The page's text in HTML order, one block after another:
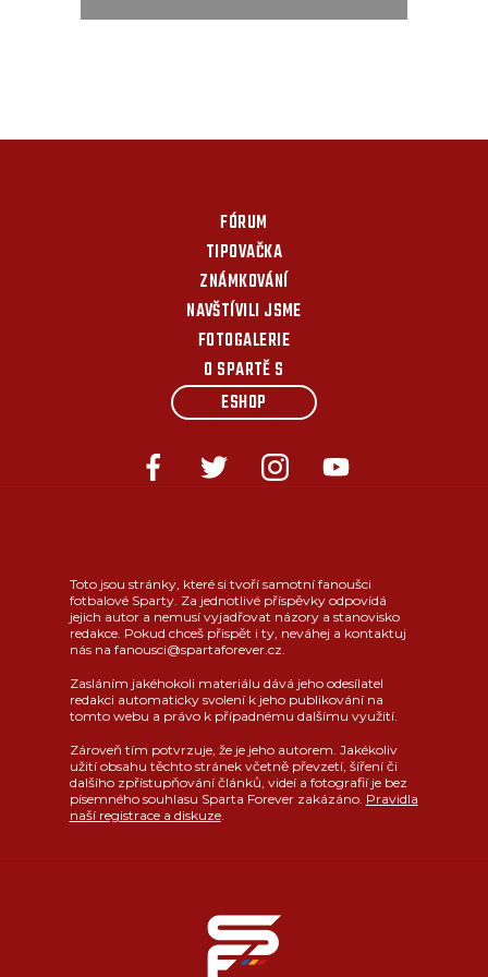
FÓRUM
TIPOVAČKA
ZNÁMKOVÁNÍ
NAVŠTÍVILI JSME
FOTOGALERIE
O SPARTĚ S
ESHOP
Toto jsou stránky, které si tvoří samotní fanoušci
fotbalové Sparty. Za jednotlivé příspěvky odpovídá
jejich autor a nemusí vyjadřovat názory a stanovisko
redakce. Pokud chceš přispět i ty, neváhej a kontaktuj
nás na fanousci@spartaforever.cz.
Zasláním jakéhokoli materiálu dává jeho odesílatel
redakci automaticky svolení k jeho publikování na
tomto webu a právo k případnému dalšímu využití.
Zároveň tím potvrzuje, že je jeho autorem. Jakékoliv
užití obsahu těchto stránek včetně převzetí, šíření či
dalšího zpřístupňování článků, videí a fotografií je bez
písemného souhlasu Sparta Forever zakázáno. Pravidla
naší registrace a diskuze.